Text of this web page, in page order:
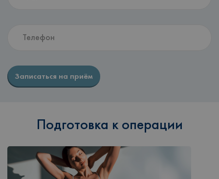
Записаться на приём
Подготовка к операции